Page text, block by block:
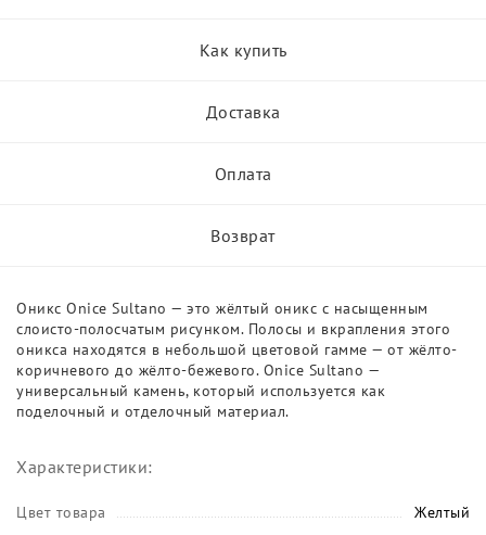
Как купить
Доставка
Оплата
Возврат
Оникс Onice Sultano — это жёлтый оникс с насыщенным
слоисто-полосчатым рисунком. Полосы и вкрапления этого
оникса находятся в небольшой цветовой гамме — от жёлто-
коричневого до жёлто-бежевого. Onice Sultano —
универсальный камень, который используется как
поделочный и отделочный материал.
Характеристики:
Цвет товара
Желтый